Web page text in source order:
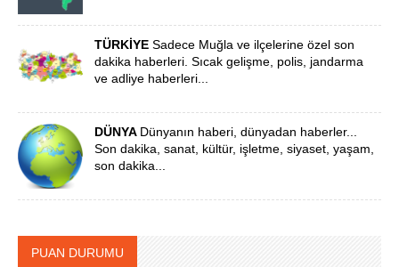
TÜRKİYESadece Muğla ve ilçelerine özel son
dakika haberleri. Sıcak gelişme, polis, jandarma
ve adliye haberleri...
DÜNYA Dünyanın haberi, dünyadan haberler...
Son dakika, sanat, kültür, işletme, siyaset, yaşam,
son dakika...
PUAN DURUMU